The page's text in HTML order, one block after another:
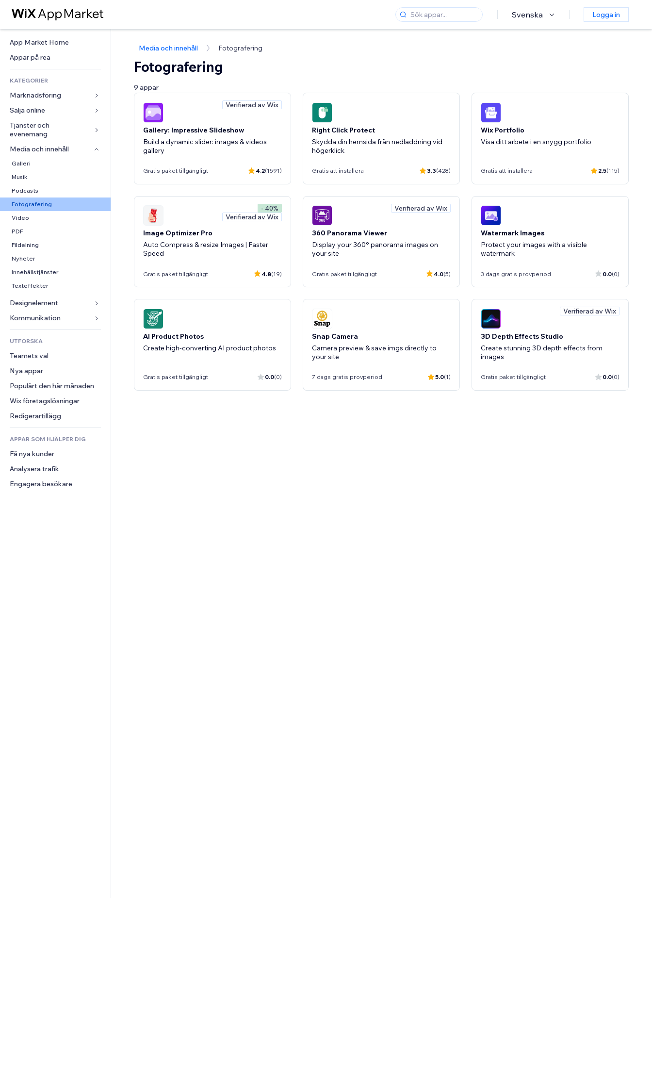
Svenska Logga in
App Market Home
Appar på rea
KATEGORIER
Marknadsföring
Annonser
Mobil
Statistik
Sociala medier
SEO
Interaktioner
Listningar
E-post
Konvertering
Sälja online
Appar för butiker
Frakt och leverans
Sälj-knappar
Onlinekurser
Beställtryck
Redovisning
Kuponger och lojalitet
Lagerlösningar
Dropshipping
Priser och abonnemang
Crowdfunding
Mat och dryck
Tjänster och
evenemang
Hotell
Evenemang
Restauranger
Fastigheter
Bokningar
Media och innehåll
Galleri
Musik
Podcasts
Fotografering
Video
PDF
Fildelning
Nyheter
Innehållstjänster
Texteffekter
Designelement
Kartor och navigering
Integritet och säkerhet
Klocka
Sidmallar
Bildeffekter
Knappar och menyer
Banners och märken
Kalkylatorer
Sök
Väder
Diagram och tabeller
Formulär
Undersökningar
Chatt
Kommentarer
Telefon
Community
Omdömen och recensioner
CRM
UTFORSKA
Teamets val
Nya appar
Populärt den här månaden
Wix företagslösningar
Redigerartillägg
APPAR SOM HJÄLPER DIG
Få nya kunder
Analysera trafik
Engagera besökare
Media och innehåll Fotografering
Fotografering
9 appar
Verifierad av Wix
Gallery: Impressive Slideshow
Build a dynamic slider: images & videos
gallery
Gratis paket tillgängligt 4.2(1591)
Right Click Protect
Skydda din hemsida från nedladdning vid
högerklick
Gratis att installera 3.3(428)
Wix Portfolio
Visa ditt arbete i en snygg portfolio
Gratis att installera 2.5(115)
- 40%
Verifierad av Wix
Image Optimizer Pro
Auto Compress & resize Images | Faster
Speed
Gratis paket tillgängligt 4.8(19)
Verifierad av Wix
360 Panorama Viewer
Display your 360° panorama images on
your site
Gratis paket tillgängligt 4.0(5)
Watermark Images
Protect your images with a visible
watermark
3 dags gratis provperiod 0.0(0)
AI Product Photos
Create high-converting AI product photos
Gratis paket tillgängligt 0.0(0)
Snap Camera
Camera preview & save imgs directly to
your site
7 dags gratis provperiod 5.0(1)
Verifierad av Wix
3D Depth Effects Studio
Create stunning 3D depth effects from
images
Gratis paket tillgängligt 0.0(0)